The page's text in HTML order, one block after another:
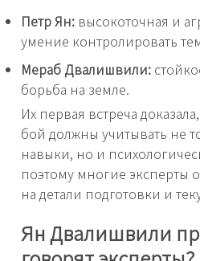
Петр Ян: высокоточная и
умение контролировать
Мераб Двалишвили:
борьба на земле.
Их первая встреча
бой должны учитывать не
навыки, но и
поэтому многие эксперты
на детали подготовки и
Ян Двалишвили